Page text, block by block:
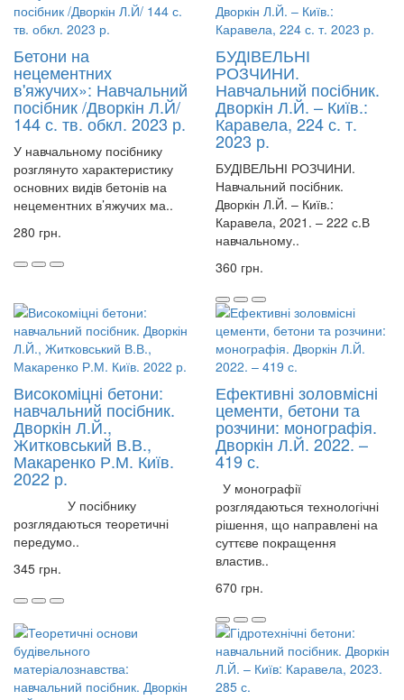
Бетони на
нецементних
в'яжучих»: Навчальний
посібник /Дворкін Л.Й/
144 с. тв. обкл. 2023 р.
У навчальному посібнику
розглянуто характеристику
основних видів бетонів на
нецементних в’яжучих ма..
280 грн.
БУДІВЕЛЬНІ
РОЗЧИНИ.
Навчальний посібник.
Дворкін Л.Й. – Київ.:
Каравела, 224 с. т.
2023 р.
БУДІВЕЛЬНІ РОЗЧИНИ.
Навчальний посібник.
Дворкін Л.Й. – Київ.:
Каравела, 2021. – 222 с.В
навчальному..
360 грн.
Високоміцні бетони:
навчальний посібник.
Дворкін Л.Й.,
Житковський В.В.,
Макаренко Р.М. Київ.
2022 р.
У посібнику
розглядаються теоретичні
передумо..
345 грн.
Ефективні золовмісні
цементи, бетони та
розчини: монографія.
Дворкін Л.Й. 2022. –
419 с.
У монографії
розглядаються технологічні
рішення, що направлені на
суттєве покращення
властив..
670 грн.